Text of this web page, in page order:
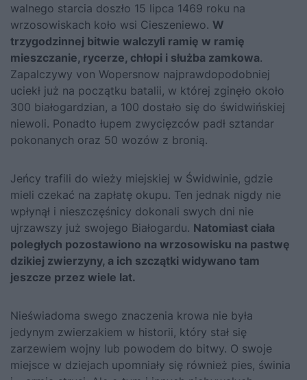
walnego starcia doszło 15 lipca 1469 roku na
wrzosowiskach koło wsi Cieszeniewo. W
trzygodzinnej bitwie walczyli ramię w ramię
mieszczanie, rycerze, chłopi i służba zamkowa.
Zapalczywy von Wopersnow najprawdopodobniej
uciekł już na początku batalii, w której zginęło około
300 białogardzian, a 100 dostało się do świdwińskiej
niewoli. Ponadto łupem zwycięzców padł sztandar
pokonanych oraz 50 wozów z bronią.
Jeńcy trafili do wieży miejskiej w Świdwinie, gdzie
mieli czekać na zapłatę okupu. Ten jednak nigdy nie
wpłynął i nieszczęśnicy dokonali swych dni nie
ujrzawszy już swojego Białogardu. Natomiast ciała
poległych pozostawiono na wrzosowisku na pastwę
dzikiej zwierzyny, a ich szczątki widywano tam
jeszcze przez wiele lat.
Nieświadoma swego znaczenia krowa nie była
jedynym zwierzakiem w historii, który stał się
zarzewiem wojny lub powodem do bitwy. O swoje
miejsce w dziejach upomniały się również pies, świnia